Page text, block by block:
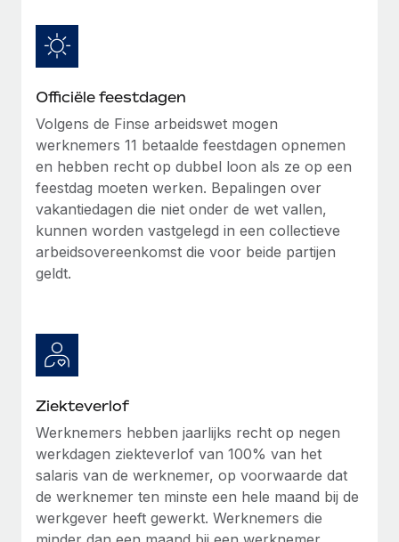
Phiture, een toonaangevende leider in de wereldwijde
mobiele groeiadviessector, zet zich sinds 2016...
Meer informatie
Officiële feestdagen
Volgens de Finse arbeidswet mogen
werknemers 11 betaalde feestdagen opnemen
en hebben recht op dubbel loon als ze op een
feestdag moeten werken. Bepalingen over
vakantiedagen die niet onder de wet vallen,
kunnen worden vastgelegd in een collectieve
arbeidsovereenkomst die voor beide partijen
geldt.
Ziekteverlof
Werknemers hebben jaarlijks recht op negen
werkdagen ziekteverlof van 100% van het
salaris van de werknemer, op voorwaarde dat
de werknemer ten minste een hele maand bij de
werkgever heeft gewerkt. Werknemers die